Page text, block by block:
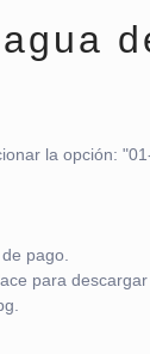
la opción:
pago.
para descargar